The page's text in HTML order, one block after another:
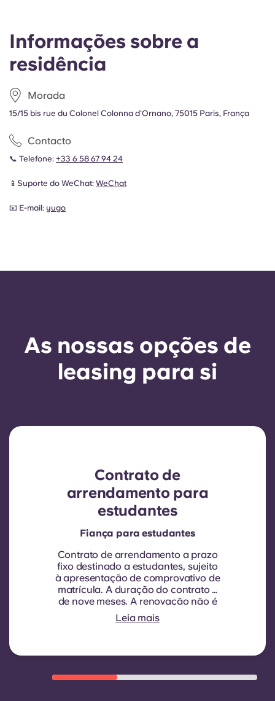
Informações sobre a
residência
Morada
15/15 bis rue du Colonel Colonna d'Ornano, 75015 Paris, França
Contacto
📞 Telefone: +33 6 58 67 94 24
📱Suporte do WeChat: WeChat
📧 E-mail: yugo
As nossas opções de
leasing para si
Contrato de
arrendamento para
estudantes
Fiança para estudantes
Contrato de arrendamento a prazo
fixo destinado a estudantes, sujeito
à apresentação de comprovativo de
matrícula. A duração do contrato é
de nove meses. A renovação não é
automática, mas pode ser proposta
através de um novo contrato, sujeita
pagamentos, comportamento
quartos.
Leia mais